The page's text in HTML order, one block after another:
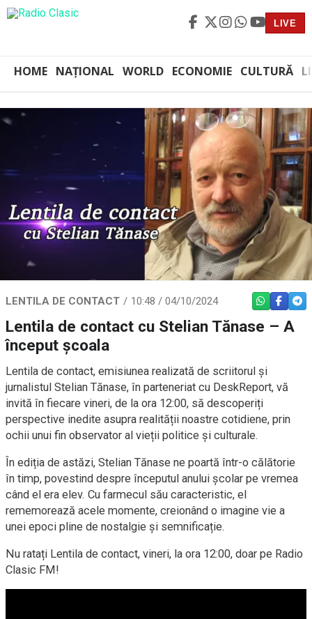
LIVE
HOME NAȚIONAL WORLD ECONOMIE CULTURĂ
LENTILA DE CONTACT 10:48 / 04/10/2024 WHATSAPP
Lentila de contact cu Stelian Tănase – A
început școala
Lentila de contact, emisiunea realizată de scriitorul și
jurnalistul Stelian Tănase, în parteneriat cu DeskReport, vă
invită în fiecare vineri, de la ora 12:00, să descoperiți
perspective inedite asupra realității noastre cotidiene, prin
ochii unui fin observator al vieții politice și culturale.
În ediția de astăzi, Stelian Tănase ne poartă într-o călătorie
în timp, povestind despre începutul anului școlar pe vremea
când el era elev. Cu farmecul său caracteristic, el
rememorează acele momente, creionând o imagine vie a
unei epoci pline de nostalgie și semnificație.
Nu ratați Lentila de contact, vineri, la ora 12:00, doar pe Radio
Clasic FM!